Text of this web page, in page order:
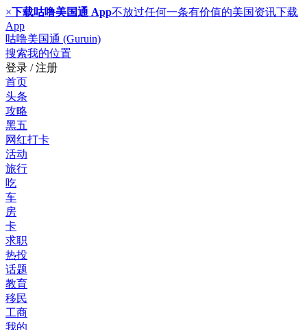
×下载咕噜美国通 App不放过任何一条有价值的美国资讯下载
App
咕噜美国通 (Guruin)
搜索我的位置
登录 / 注册
首页
头条
攻略
黑五
网红打卡
活动
旅行
吃
车
房
卡
求职
热投
话题
教育
移民
工商
我的